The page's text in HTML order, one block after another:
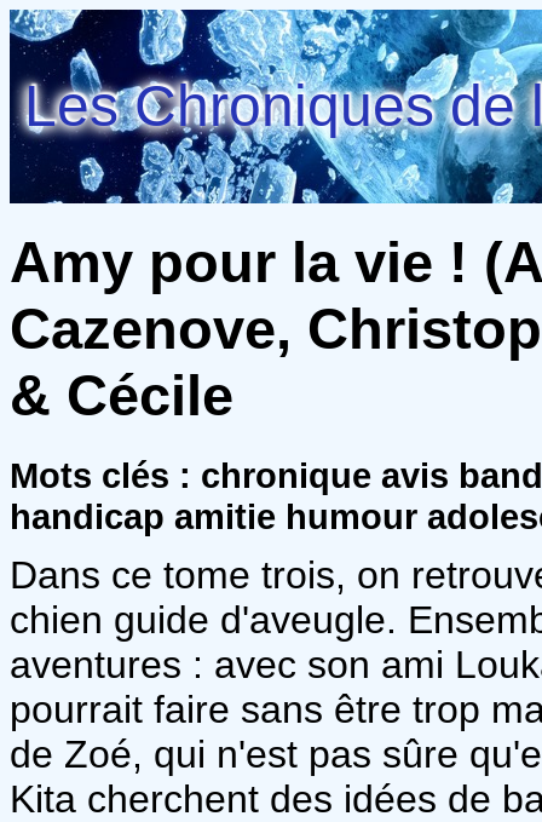
Les Chroniques de
Amy pour la vie !
Cazenove,
& Cécile
Mots clés : chronique avis
handicap amitie humour
Dans ce tome trois, on
chien guide d'aveugle.
aventures : avec son ami
pourrait faire sans être trop
de Zoé, qui n'est pas sûre
Kita cherchent des idées de